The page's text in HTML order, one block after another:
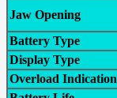
Jaw Opening
Battery Type
Display Type
Overload Indication